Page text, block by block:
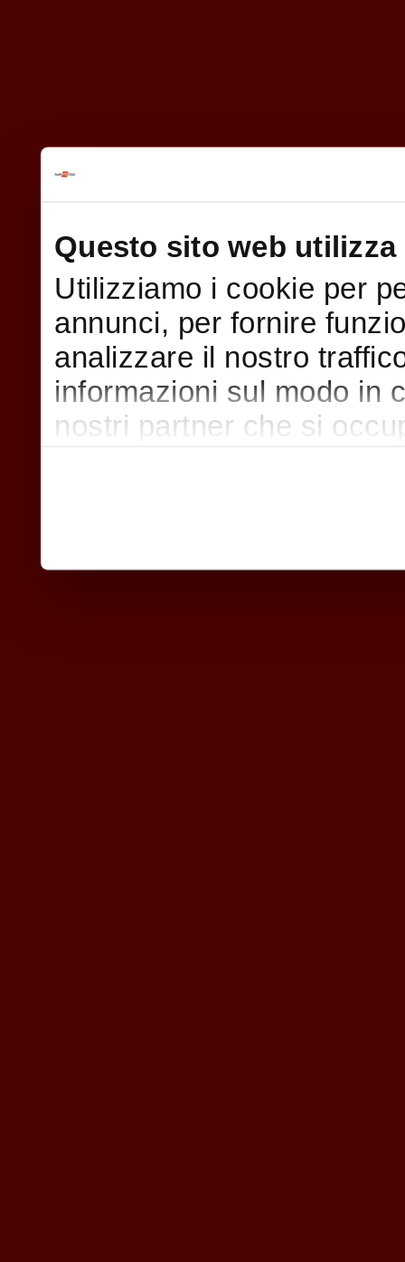
Questo sito web utilizza
Utilizziamo i cookie per
annunci, per fornire
analizzare il nostro
informazioni sul modo in
nostri partner che si
nostri cookie se